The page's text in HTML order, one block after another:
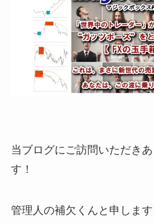
当ブログにご訪問いただき
す！
管理人の補欠くんと申します